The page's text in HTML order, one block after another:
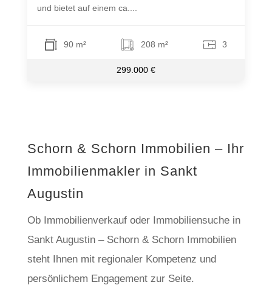
und bietet auf einem ca....
90 m² 208 m² 3
299.000 €
Schorn & Schorn Immobilien – Ihr
Immobilienmakler in Sankt
Augustin
Ob Immobilienverkauf oder Immobiliensuche in
Sankt Augustin – Schorn & Schorn Immobilien
steht Ihnen mit regionaler Kompetenz und
persönlichem Engagement zur Seite.